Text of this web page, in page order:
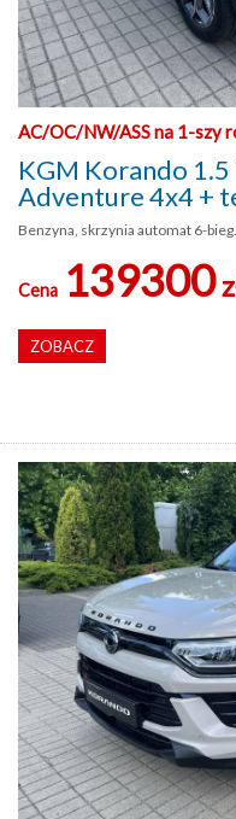
AC/OC/NW/ASS na 1-szy
KGM Korando
Adventure 4x4 +
Benzyna, skrzynia automat 6-
Cena 139300
ZOBACZ